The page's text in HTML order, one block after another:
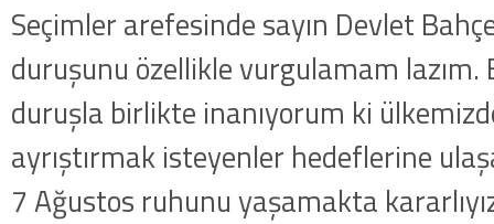
Seçimler arefesinde sayın Devlet
duruşunu özellikle vurgulamam lazım.
duruşla birlikte inanıyorum ki
ayrıştırmak isteyenler hedeflerine
7 Ağustos ruhunu yaşamakta